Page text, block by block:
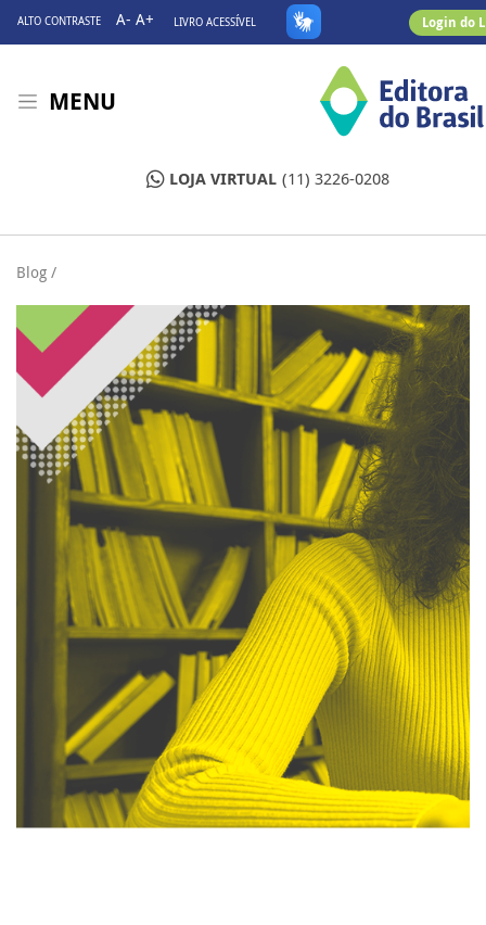
ALTO CONTRASTE A- A+ LIVRO ACESSÍVEL Login do
MENU
LOJA VIRTUAL (11) 3226-0208
Blog /